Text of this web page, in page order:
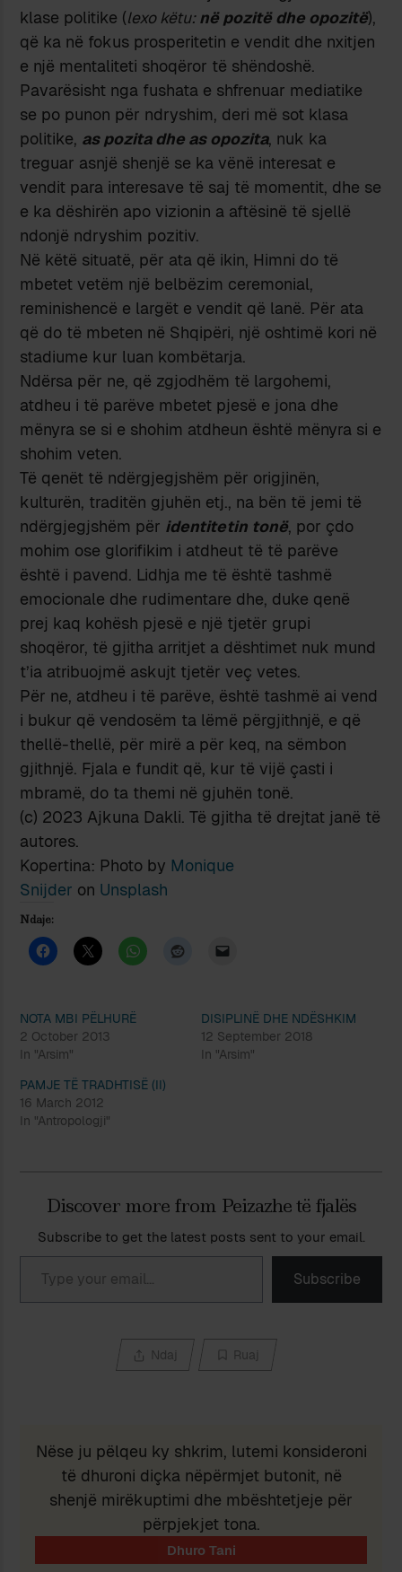
klase politike (lexo këtu:në pozitë dhe opozitë),
që ka në fokus prosperitetin e vendit dhe nxitjen
e një mentaliteti shoqëror të shëndoshë.
Pavarësisht nga fushata e shfrenuar mediatike
se po punon për ndryshim, deri më sot klasa
politike, as pozita dhe as opozita, nuk ka
treguar asnjë shenjë se ka vënë interesat e
vendit para interesave të saj të momentit, dhe se
e ka dëshirën apo vizionin a aftësinë të sjellë
ndonjë ndryshim pozitiv.
Në këtë situatë, për ata që ikin, Himni do të
mbetet vetëm një belbëzim ceremonial,
reminishencë e largët e vendit që lanë. Për ata
që do të mbeten në Shqipëri, një oshtimë kori në
stadiume kur luan kombëtarja.
Ndërsa për ne, që zgjodhëm të largohemi,
atdheu i të parëve mbetet pjesë e jona dhe
mënyra se si e shohim atdheun është mënyra si e
shohim veten.
Të qenët të ndërgjegjshëm për origjinën,
kulturën, traditën gjuhën etj., na bën të jemi të
ndërgjegjshëm për identitetin tonë, por çdo
mohim ose glorifikim i atdheut të të parëve
është i pavend. Lidhja me të është tashmë
emocionale dhe rudimentare dhe, duke qenë
prej kaq kohësh pjesë e një tjetër grupi
shoqëror, të gjitha arritjet a dështimet nuk mund
t’ia atribuojmë askujt tjetër veç vetes.
Për ne, atdheu i të parëve, është tashmë ai vend
i bukur që vendosëm ta lëmë përgjithnjë, e që
thellë-thellë, për mirë a për keq, na sëmbon
gjithnjë. Fjala e fundit që, kur të vijë çasti i
mbramë, do ta themi në gjuhën tonë.
(c) 2023 Ajkuna Dakli. Të gjitha të drejtat janë të
autores.
Kopertina: Photo by Monique
Snijder on Unsplash
Ndaje:
NOTA MBI PËLHURË
2 October 2013
In "Arsim"
DISIPLINË DHE NDËSHKIM
12 September 2018
In "Arsim"
PAMJE TË TRADHTISË (II)
16 March 2012
In "Antropologji"
Discover more from Peizazhe të fjalës
Subscribe to get the latest posts sent to your email.
Type your email…
Subscribe
Ndaj Ruaj
Nëse ju pëlqeu ky shkrim, lutemi konsideroni
të dhuroni diçka nëpërmjet butonit, në
shenjë mirëkuptimi dhe mbështetjeje për
përpjekjet tona.